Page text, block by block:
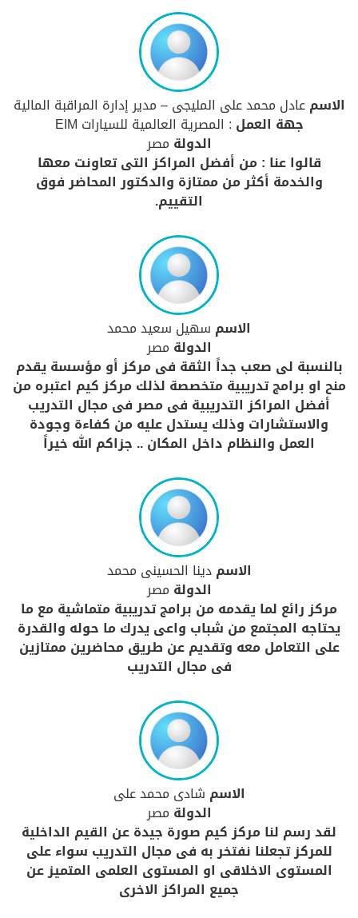
الاسمعادل محمد على المليجى – مدير إدارة المراقبة المالية
جهة العمل : المصرية العالمية للسيارات EIM
الدولة مصر
قالوا عنا : من أفضل المراكز التى تعاونت معها
والخدمة أكثر من ممتازة والدكتور المحاضر فوق
التقييم.
الاسم سهيل سعيد محمد
الدولة مصر
بالنسبة لى صعب جداً الثقة فى مركز أو مؤسسة يقدم
منح او برامج تدريبية متخصصة لذلك مركز كيم اعتبره من
أفضل المراكز التدريبية فى مصر فى مجال التدريب
والاستشارات وذلك يستدل عليه من كفاءة وجودة
العمل والنظام داخل المكان .. جزاكم الله خيراً
الاسمدينا الحسينى محمد
الدولة مصر
مركز رائع لما يقدمه من برامج تدريبية متماشية مع ما
يحتاجه المجتمع من شباب واعى يدرك ما حوله والقدرة
على التعامل معه وتقديم عن طريق محاضرين ممتازين
فى مجال التدريب
الاسم شادى محمد على
الدولة مصر
لقد رسم لنا مركز كيم صورة جيدة عن القيم الداخلية
للمركز تجعلنا نفتخر به فى مجال التدريب سواء على
المستوى الاخلاقى او المستوى العلمى المتميز عن
جميع المراكز الاخرى